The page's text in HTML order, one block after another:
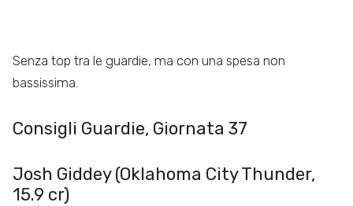
Senza top tra le guardie, ma con una spesa non
bassissima.
Consigli Guardie, Giornata 37
Josh Giddey (Oklahoma City Thunder,
15.9 cr)